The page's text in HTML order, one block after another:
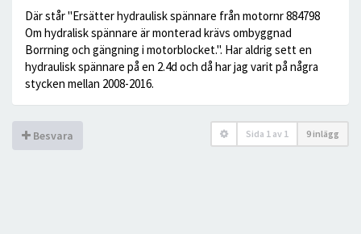
Där står "Ersätter hydraulisk spännare från motornr 884798
Om hydralisk spännare är monterad krävs ombyggnad
Borrning och gängning i motorblocket.". Har aldrig sett en
hydraulisk spännare på en 2.4d och då har jag varit på några
stycken mellan 2008-2016.
Besvara Sida 1 av 1 9 inlägg